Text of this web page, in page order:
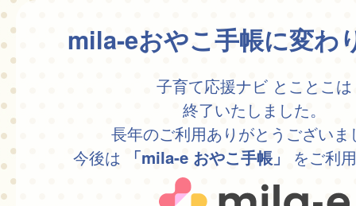
mila-eおやこ手帳に変わ
子育て応援ナビ とことこは
終了いたしました。
長年のご利用ありがとうございま
今後は
「mila-e おやこ手帳」 をご利